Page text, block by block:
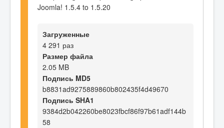
Joomla! 1.5.4 to 1.5.20
Загруженные
4 291 раз
Размер файла
2.05 MB
Подпись MD5
b8831ad9275889860b802435f4d49670
Подпись SHA1
9384d2b042260be8023fbcf86f97b61adf144b
58